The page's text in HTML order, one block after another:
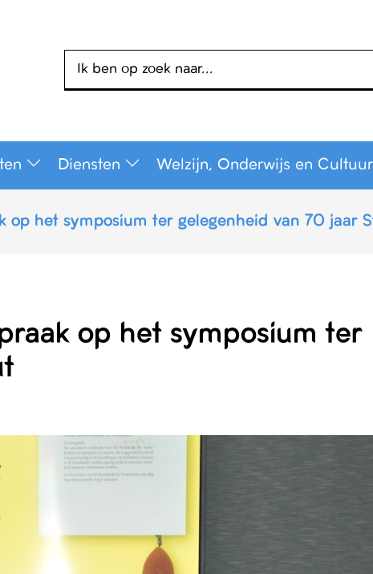
Diensten Welzijn, Onderwijs en Cultuur
op het symposium ter gelegenheid van 70 jaar
op het symposium ter